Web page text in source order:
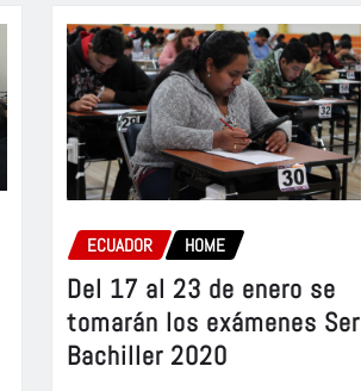
ECUADOR HOME
Del 17 al 23 de enero se
tomarán los exámenes Ser
Bachiller 2020